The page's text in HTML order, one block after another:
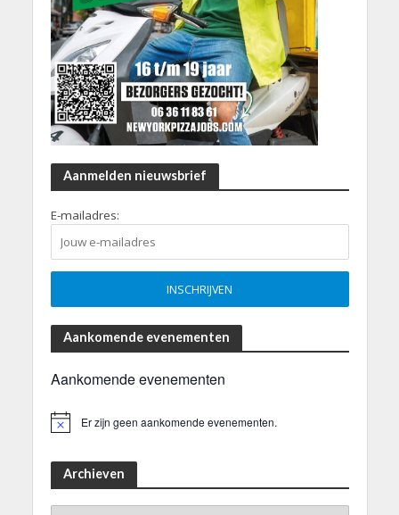
Aanmelden nieuwsbrief
E-mailadres:
Aankomende evenementen
Aankomende evenementen
Er zijn geen aankomende evenementen.
Archieven